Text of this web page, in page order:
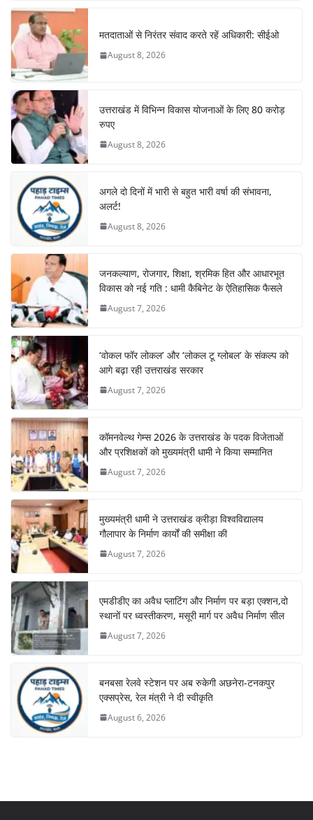
b
o
o
k
A
p
p
m n
मतदाताओं से निरंतर संवाद करते रहें अधिकारी: सीईओ
August 8, 2026
उत्तराखंड में विभिन्न विकास योजनाओं के लिए 80 करोड़
रुपए
August 8, 2026
अगले दो दिनों में भारी से बहुत भारी वर्षा की संभावना,
अलर्ट!
August 8, 2026
जनकल्याण, रोजगार, शिक्षा, श्रमिक हित और आधारभूत
विकास को नई गति : धामी कैबिनेट के ऐतिहासिक फैसले
August 7, 2026
‘वोकल फॉर लोकल’ और ‘लोकल टू ग्लोबल’ के संकल्प को
आगे बढ़ा रही उत्तराखंड सरकार
August 7, 2026
कॉमनवेल्थ गेम्स 2026 के उत्तराखंड के पदक विजेताओं
और प्रशिक्षकों को मुख्यमंत्री धामी ने किया सम्मानित
August 7, 2026
मुख्यमंत्री धामी ने उत्तराखंड क्रीड़ा विश्वविद्यालय
गौलापार के निर्माण कार्यों की समीक्षा की
August 7, 2026
एमडीडीए का अवैध प्लाटिंग और निर्माण पर बड़ा एक्शन,दो
स्थानों पर ध्वस्तीकरण, मसूरी मार्ग पर अवैध निर्माण सील
August 7, 2026
बनबसा रेलवे स्टेशन पर अब रुकेगी अछनेरा-टनकपुर
एक्सप्रेस, रेल मंत्री ने दी स्वीकृति
August 6, 2026